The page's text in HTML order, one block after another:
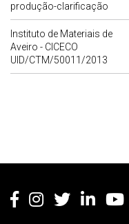
produção-clarificação
Instituto de Materiais de
Aveiro - CICECO
UID/CTM/50011/2013